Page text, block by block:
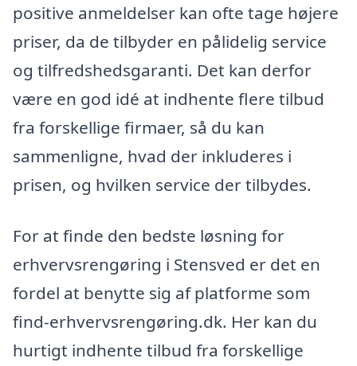
positive anmeldelser kan ofte tage højere
priser, da de tilbyder en pålidelig service
og tilfredshedsgaranti. Det kan derfor
være en god idé at indhente flere tilbud
fra forskellige firmaer, så du kan
sammenligne, hvad der inkluderes i
prisen, og hvilken service der tilbydes.
For at finde den bedste løsning for
erhvervsrengøring i Stensved er det en
fordel at benytte sig af platforme som
find-erhvervsrengøring.dk. Her kan du
hurtigt indhente tilbud fra forskellige